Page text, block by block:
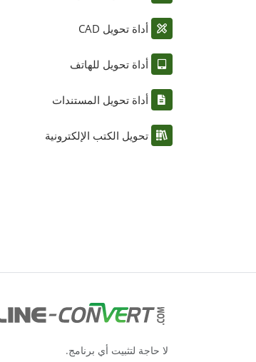
أداة تحويل CAD
أداة تحويل للهاتف
أداة تحويل المستندات
تحويل الكتب الإلكترونية
لا حاجة لتثبيت أي برنامج.